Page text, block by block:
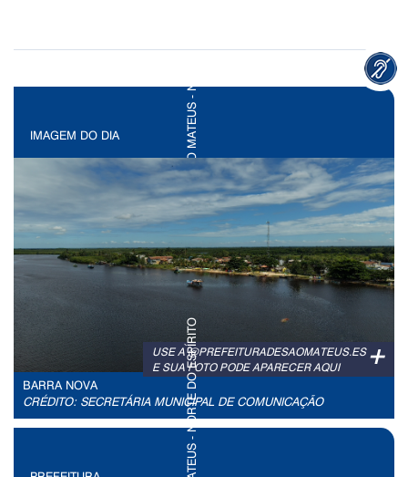
IMAGEM DO DIA
+
USE A @PREFEITURADESAOMATEUS.ES
E SUA FOTO PODE APARECER AQUI
BARRA NOVA
CRÉDITO: SECRETÁRIA MUNICIPAL DE COMUNICAÇÃO